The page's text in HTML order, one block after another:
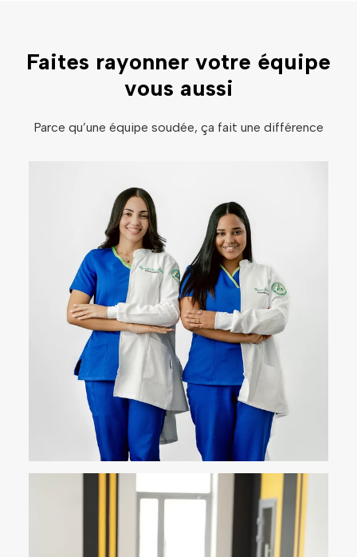
Faites rayonner votre équipe
vous aussi
Parce qu’une équipe soudée, ça fait une différence